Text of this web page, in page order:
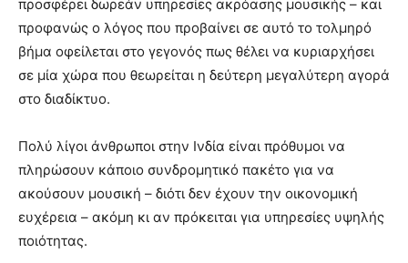
προσφέρει δωρεάν υπηρεσίες ακρόασης μουσικής – και
προφανώς ο λόγος που προβαίνει σε αυτό το τολμηρό
βήμα οφείλεται στο γεγονός πως θέλει να κυριαρχήσει
σε μία χώρα που θεωρείται η δεύτερη μεγαλύτερη αγορά
στο διαδίκτυο.
Πολύ λίγοι άνθρωποι στην Ινδία είναι πρόθυμοι να
πληρώσουν κάποιο συνδρομητικό πακέτο για να
ακούσουν μουσική – διότι δεν έχουν την οικονομική
ευχέρεια – ακόμη κι αν πρόκειται για υπηρεσίες υψηλής
ποιότητας.